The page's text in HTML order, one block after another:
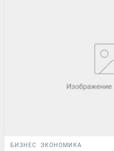
БИЗНЕС ЭКОНОМИКА